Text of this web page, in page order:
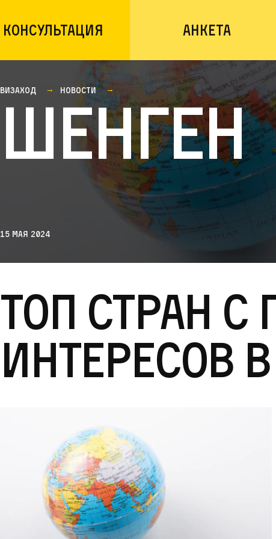
Консультация Анкета
Визаход Новости
Шенген
15 мая 2024
Топ стран
интересов